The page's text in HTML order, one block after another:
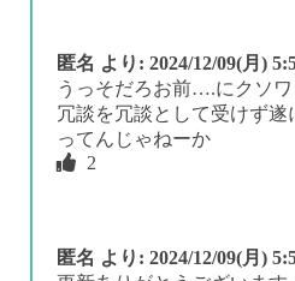
匿名 より: 2024/12/09(月)
うっそだろお前….にクソワ
冗談を冗談として受けず
ってんじゃねーか
2
匿名 より: 2024/12/09(月)